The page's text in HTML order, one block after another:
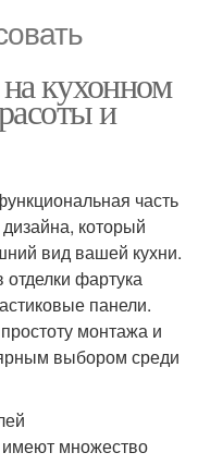
кухонном
и
часть
который
вид вашей кухни.
фартука
панели.
монтажа и
выбором среди
множество